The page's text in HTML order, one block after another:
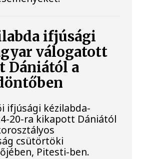
ifjúsági
válogatott
Dániától a
ifjúsági kézilabda-
20-ra kikapott Dániától
csütörtöki
Pitesti-ben.